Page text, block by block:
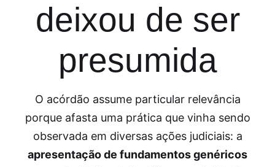
deixou de ser
presumida
O acórdão assume particular relevância
porque afasta uma prática que vinha sendo
observada em diversas ações judiciais: a
apresentação de fundamentos genéricos